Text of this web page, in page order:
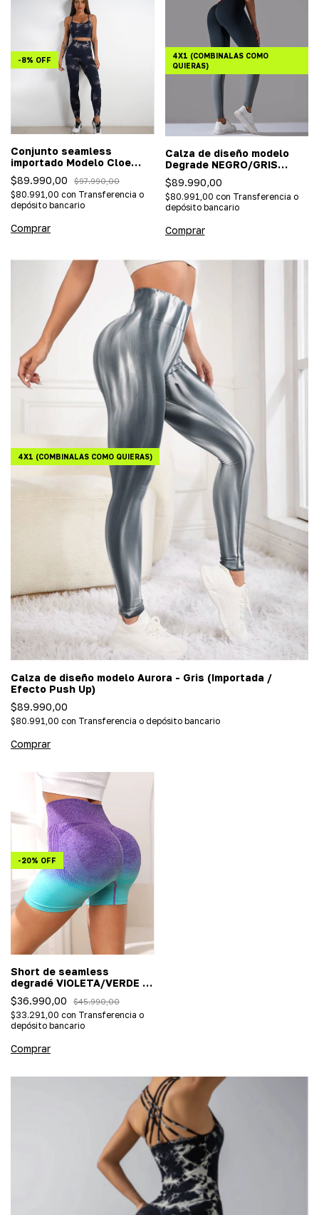
-8% OFF
Conjunto seamless
importado Modelo Cloe
Batik Negro/blanco
(top+calza Push Up)
$89.990,00 $97.990,00
$80.991,00 con Transferencia o
depósito bancario
Comprar
4X1 (COMBINALAS COMO
QUIERAS)
Calza de diseño modelo
Degrade NEGRO/GRIS
(Importada/efecto push
up)
$89.990,00
$80.991,00 con Transferencia o
depósito bancario
Comprar
4X1 (COMBINALAS COMO QUIERAS)
Calza de diseño modelo Aurora - Gris (Importada /
Efecto Push Up)
$89.990,00
$80.991,00 con Transferencia o depósito bancario
Comprar
-20% OFF
Short de seamless
degradé VIOLETA/VERDE -
(Importada/efecto push
up)
$36.990,00 $45.990,00
$33.291,00 con Transferencia o
depósito bancario
Comprar